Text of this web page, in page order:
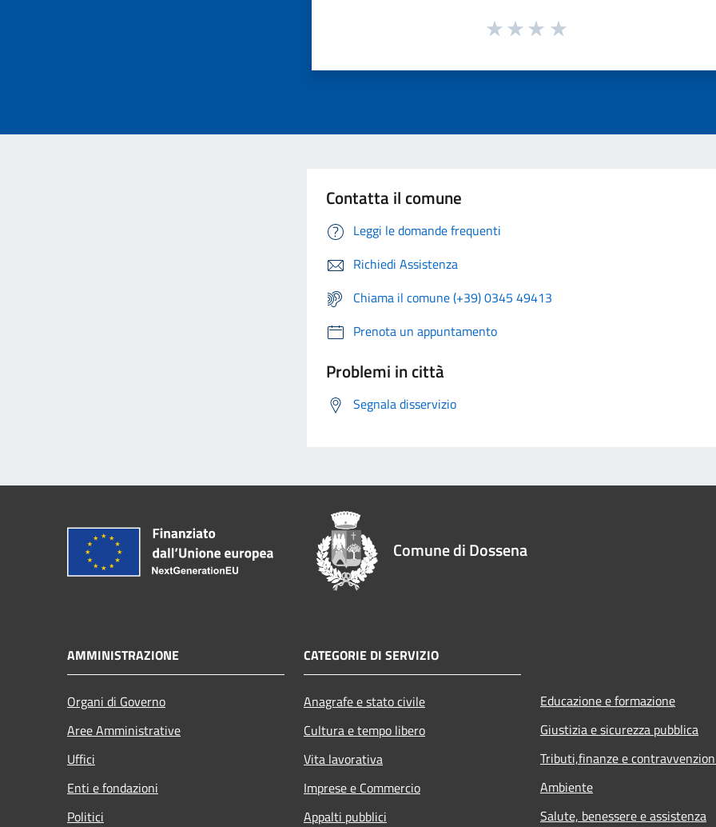
Contatta il comune
Leggi le domande frequenti
Richiedi Assistenza
Chiama il comune (+39) 0345 49413
Prenota un appuntamento
Problemi in città
Segnala disservizio
Comune di Dossena
AMMINISTRAZIONE
Organi di Governo
Aree Amministrative
Uffici
Enti e fondazioni
Politici
CATEGORIE DI SERVIZIO
Anagrafe e stato civile
Cultura e tempo libero
Vita lavorativa
Imprese e Commercio
Appalti pubblici
Educazione e formazione
Giustizia e sicurezza pubblica
Tributi,finanze e
Ambiente
Salute, benessere e assistenza